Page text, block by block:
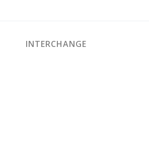
INTERCHANGE